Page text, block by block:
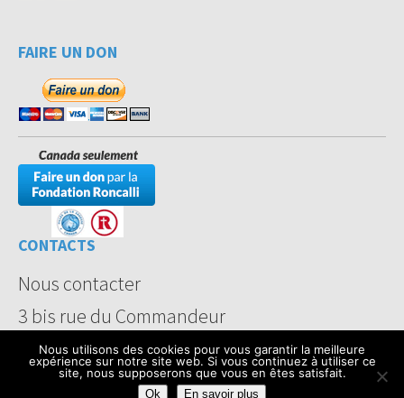
FAIRE UN DON
CONTACTS
Nous contacter
3 bis rue du Commandeur
75014 Paris
France
Nous utilisons des cookies pour vous garantir la meilleure
expérience sur notre site web. Si vous continuez à utiliser ce
site, nous supposerons que vous en êtes satisfait.
Ok En savoir plus